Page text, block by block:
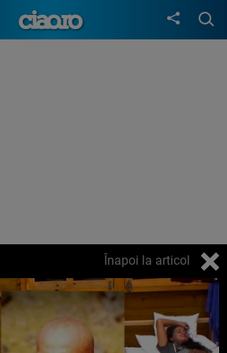
Înapoi la articol